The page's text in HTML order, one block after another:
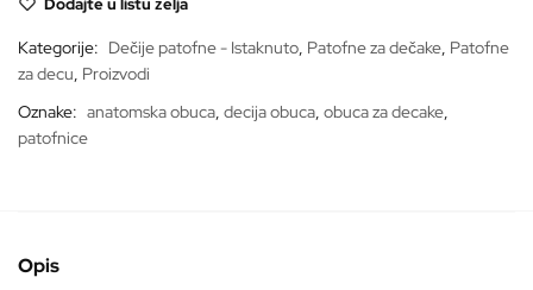
116
količina
Dodajte u listu želja
Kategorije: Dečije patofne - Istaknuto, Patofne za dečake, Patofne
za decu, Proizvodi
Oznake: anatomska obuca, decija obuca, obuca za decake,
patofnice
Opis